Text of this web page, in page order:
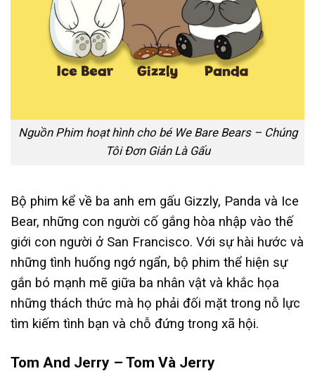
Nguồn Phim hoạt hình cho bé We Bare Bears – Chúng
Tôi Đơn Giản Là Gấu
Bộ phim kể về ba anh em gấu Gizzly, Panda và Ice
Bear, những con người cố gắng hòa nhập vào thế
giới con người ở San Francisco. Với sự hài hước và
những tình huống ngớ ngẩn, bộ phim thể hiện sự
gắn bó mạnh mẽ giữa ba nhân vật và khắc họa
những thách thức mà họ phải đối mặt trong nỗ lực
tìm kiếm tình bạn và chỗ đứng trong xã hội.
Tom And Jerry – Tom Và Jerry